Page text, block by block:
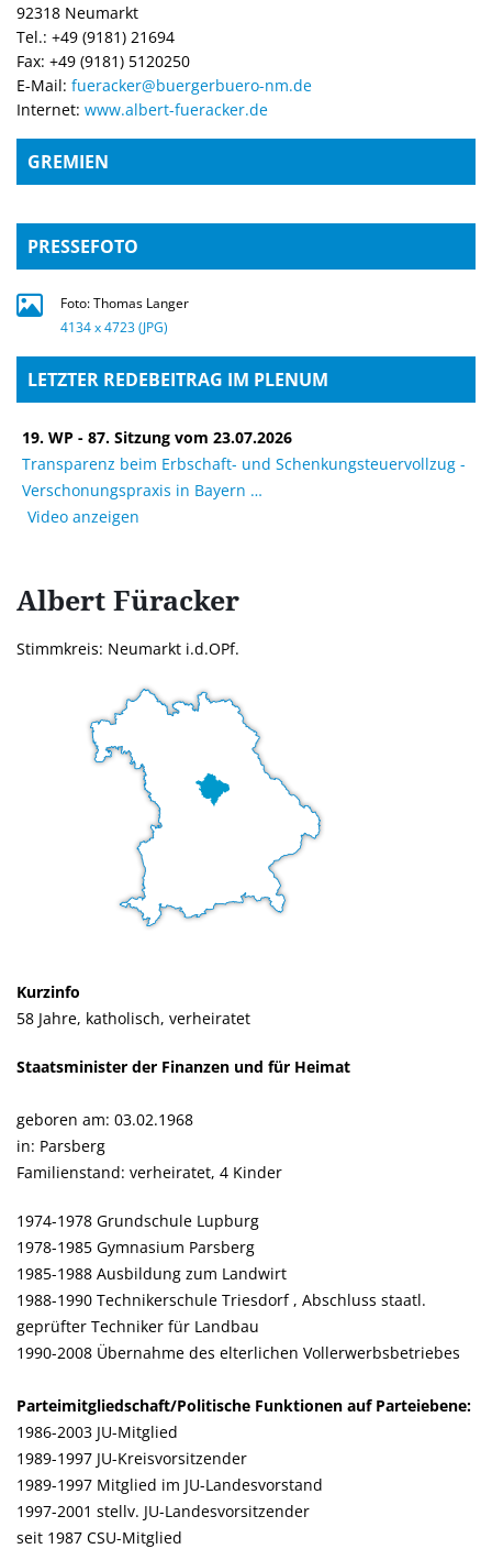
92318 Neumarkt
Tel.: +49 (9181) 21694
Fax: +49 (9181) 5120250
E-Mail: fueracker@buergerbuero-nm.de
Internet: www.albert-fueracker.de
GREMIEN
PRESSEFOTO
Foto: Thomas Langer
4134 x 4723 (JPG)
LETZTER REDEBEITRAG IM PLENUM
19. WP - 87. Sitzung vom 23.07.2026
Transparenz beim Erbschaft- und Schenkungsteuervollzug -
Verschonungspraxis in Bayern
Video anzeigen
Albert Füracker
Stimmkreis: Neumarkt i.d.OPf.
Kurzinfo
58 Jahre, katholisch, verheiratet
Staatsminister der Finanzen und für Heimat
geboren am: 03.02.1968
in: Parsberg
Familienstand: verheiratet, 4 Kinder
1974-1978 Grundschule Lupburg
1978-1985 Gymnasium Parsberg
1985-1988 Ausbildung zum Landwirt
1988-1990 Technikerschule Triesdorf , Abschluss staatl.
geprüfter Techniker für Landbau
1990-2008 Übernahme des elterlichen Vollerwerbsbetriebes
Parteimitgliedschaft/Politische Funktionen auf Parteiebene:
1986-2003 JU-Mitglied
1989-1997 JU-Kreisvorsitzender
1989-1997 Mitglied im JU-Landesvorstand
1997-2001 stellv. JU-Landesvorsitzender
seit 1987 CSU-Mitglied